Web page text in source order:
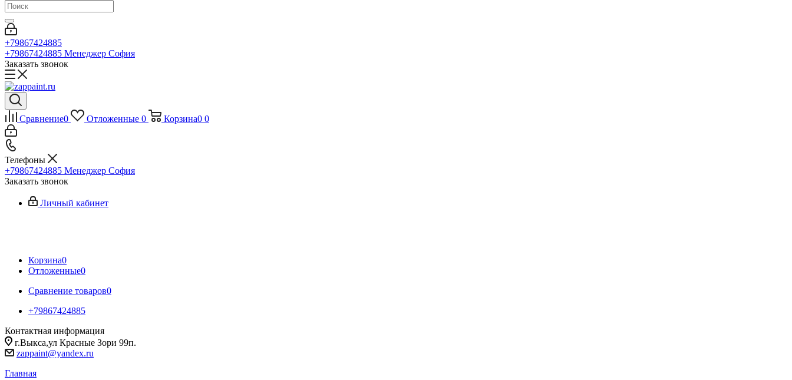
+79867424885
+79867424885 Менеджер София
Заказать звонок
Сравнение0 Отложенные 0 Корзина0 0
Телефоны
+79867424885 Менеджер София
Заказать звонок
Личный кабинет
Корзина0
Отложенные0
Сравнение товаров0
+79867424885
Контактная информация
г.Выкса,ул Красные Зори 99п.
zappaint@yandex.ru
Главная